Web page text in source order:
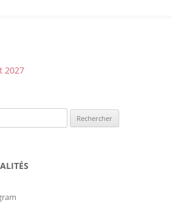
2027